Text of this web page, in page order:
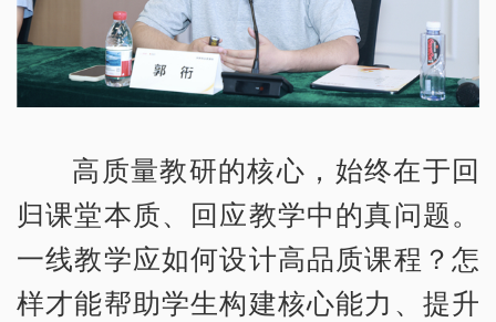
高质量教研的核心，始终在于回
归课堂本质、回应教学中的真问题。
一线教学应如何设计高品质课程？怎
样才能帮助学生构建核心能力、提升